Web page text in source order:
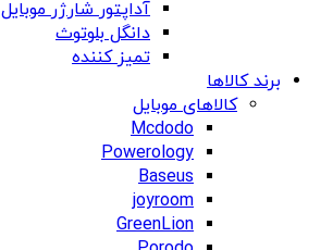
آداپتور شارژر موبایل
دانگل بلوتوث
تمیز کننده
برند کالاها
کالاهای موبایل
Mcdodo
Powerology
Baseus
joyroom
GreenLion